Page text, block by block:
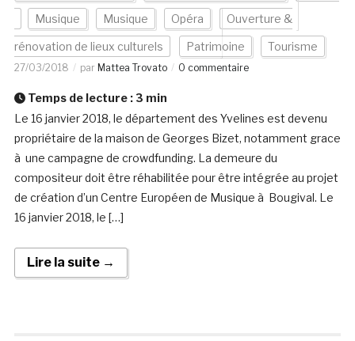
Musique Musique Opéra Ouverture &
rénovation de lieux culturels Patrimoine Tourisme
27/03/2018 par Mattea Trovato 0 commentaire
Temps de lecture : 3 min
Le 16 janvier 2018, le département des Yvelines est devenu
propriétaire de la maison de Georges Bizet, notamment grace
à une campagne de crowdfunding. La demeure du
compositeur doit être réhabilitée pour être intégrée au projet
de création d’un Centre Européen de Musique à Bougival. Le
16 janvier 2018, le […]
Lire la suite →